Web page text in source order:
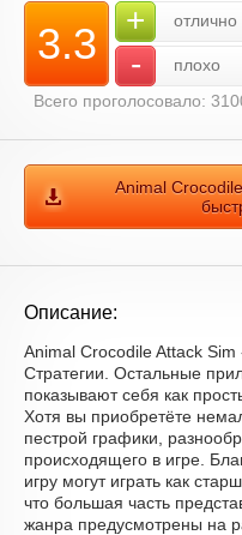
3.3 + отлично
-
плохо
Всего проголосовало:
Animal
Описание:
Animal Crocodile Attack Sim
Стратегии. Остальные
показывают себя как
Хотя вы приобретёте
пестрой графики,
происходящего в игре.
игру могут играть как
что большая часть
жанра предусмотрены на